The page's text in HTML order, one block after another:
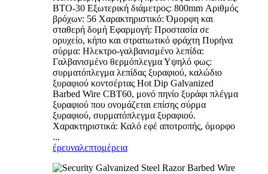
BTO-30 Εξωτερική διάμετρος: 800mm Αριθμός
βρόχων: 56 Χαρακτηριστικό: Όμορφη και
σταθερή δομή Εφαρμογή: Προστασία σε
ορυχείο, κήπο και στρατιωτικό φράχτη Πυρήνα
σύρμα: Ηλεκτρο-γαλβανισμένο λεπίδα:
Γαλβανισμένο θερμόπλεγμα Υψηλό φως:
συρματόπλεγμα λεπίδας ξυραφιού, καλώδιο
ξυραφιού κοντσέρτας Hot Dip Galvanized
Barbed Wire CBT60, μονό πηνίο ξυράφι πλέγμα
ξυραφιού που ονομάζεται επίσης σύρμα
ξυραφιού, συρματόπλεγμα ξυραφιού.
Χαρακτηριστικά: Καλό εφέ αποτροπής, όμορφο
...
έρευναλεπτομέρεια